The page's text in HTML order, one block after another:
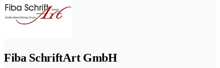
Fiba SchriftArt GmbH